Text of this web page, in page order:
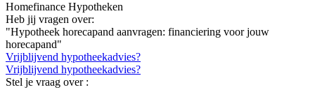
Homefinance Hypotheken
Heb jij vragen over:
"Hypotheek horecapand aanvragen: financiering voor jouw
horecapand"
Vrijblijvend hypotheekadvies?
Vrijblijvend hypotheekadvies?
Stel je vraag over :